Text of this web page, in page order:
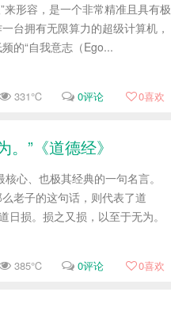
来形容，是一个非常精准且具有极
台拥有无限算力的超级计算机，
的“自我意志（Ego...
331℃ 0评论 0喜欢
”《道德经》
心、也极其经典的一句名言。
老子的这句话，则代表了道
日损。损之又损，以至于无为。
385℃ 0评论 0喜欢